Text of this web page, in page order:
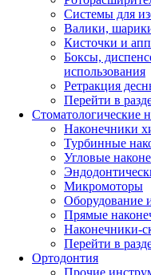
Системы для
Валики,
Кисточки и
Боксы,
использования
Ретракция
Перейти в
Стоматологические
Наконечники
Турбинные
Угловые
Микромоторы
Оборудование
Прямые
Наконечники-
Перейти в
Ортодонтия
Прочие